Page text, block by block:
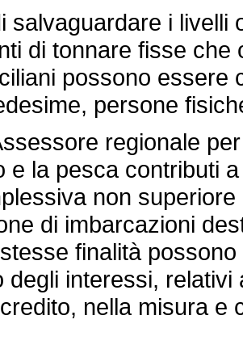
i livelli
di tonnare fisse
possono essere
persone
regionale
e la pesca contributi
non
di imbarcazioni
finalità
degli interessi,
nella misura e